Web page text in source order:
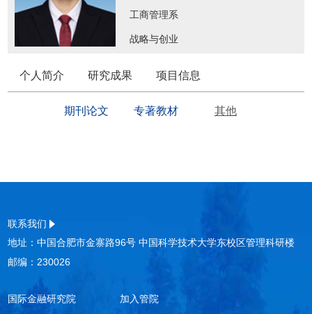
工商管理系
战略与创业
个人简介 研究成果 项目信息
期刊论文 专著教材 其他
联系我们
地址：中国合肥市金寨路96号 中国科学技术大学东校区管理科研楼
邮编：230026
国际金融研究院 加入管院